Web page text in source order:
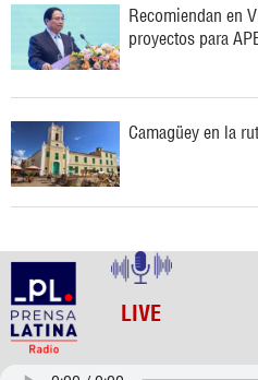
Recomiendan en
proyectos para
Camagüey en la
LIVE